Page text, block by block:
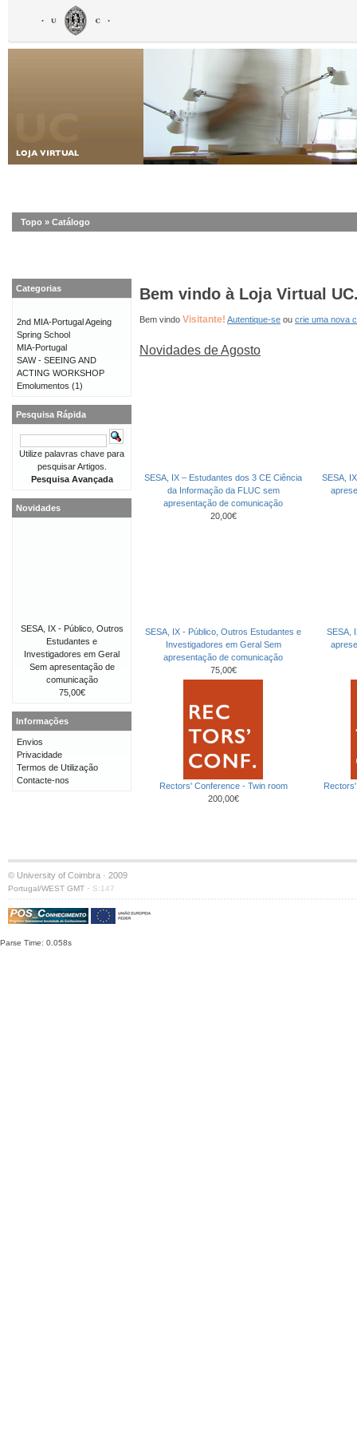
Topo » Catálogo
Bem vindo à Loja Virtual
Bem vindo Visitante! Autentique-se ou crie uma nova
Novidades de Agosto
SESA, IX – Estudantes dos 3 CE Ciência
da Informação da FLUC sem
apresentação de comunicação
20,00€
SESA,
SESA, IX - Público, Outros Estudantes e
Investigadores em Geral Sem
apresentação de comunicação
75,00€
SESA,
Rectors' Conference - Twin room
200,00€
Categorias
2nd MIA-Portugal Ageing
Spring School
MIA-Portugal
SAW - SEEING AND
ACTING WORKSHOP
Emolumentos (1)
Pesquisa Rápida
Utilize palavras chave para
pesquisar Artigos.
Pesquisa Avançada
Novidades
SESA, IX - Público, Outros
Estudantes e
Investigadores em Geral
Sem apresentação de
comunicação
75,00€
Informações
Envios
Privacidade
Termos de Utilização
Contacte-nos
© University of Coimbra · 2009
Portugal/WEST GMT · S:147
Parse Time: 0.058s